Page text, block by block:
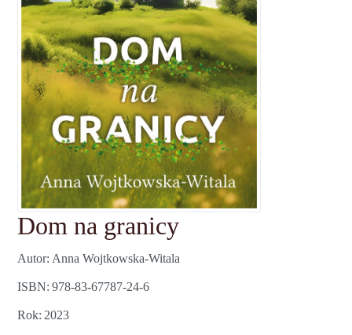
Dom na granicy
Autor Anna Wojtkowska-Witala
ISBN 978-83-67787-24-6
Rok 2023